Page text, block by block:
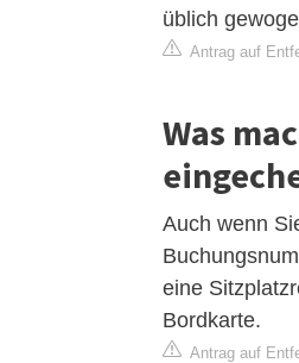
üblich
Antrag auf
Was
Auch wenn
eine
Bordkarte.
Antrag auf